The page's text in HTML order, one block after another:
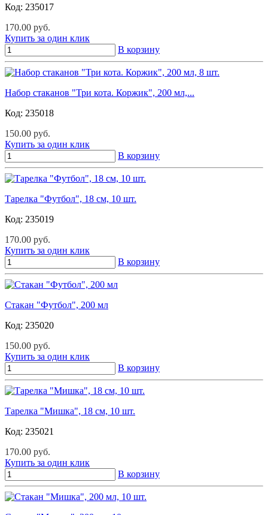
Код: 235017
170.00 руб.
Купить за один клик
В корзину
Набор стаканов "Три кота. Коржик", 200 мл,...
Код: 235018
150.00 руб.
Купить за один клик
В корзину
Тарелка "Футбол", 18 см, 10 шт.
Код: 235019
170.00 руб.
Купить за один клик
В корзину
Стакан "Футбол", 200 мл
Код: 235020
150.00 руб.
Купить за один клик
В корзину
Тарелка "Мишка", 18 см, 10 шт.
Код: 235021
170.00 руб.
Купить за один клик
В корзину